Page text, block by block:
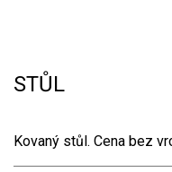
STŮL
Kovaný stůl. Cena bez